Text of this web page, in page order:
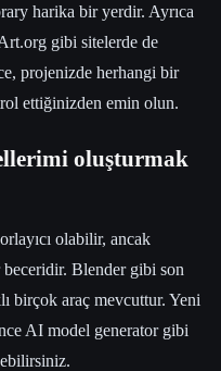
harika bir yerdir. Ayrıca
gibi sitelerde de
projenizde herhangi bir
ettiğinizden emin olun.
oluşturmak
olabilir, ancak
Blender gibi son
birçok araç mevcuttur. Yeni
AI model generator gibi